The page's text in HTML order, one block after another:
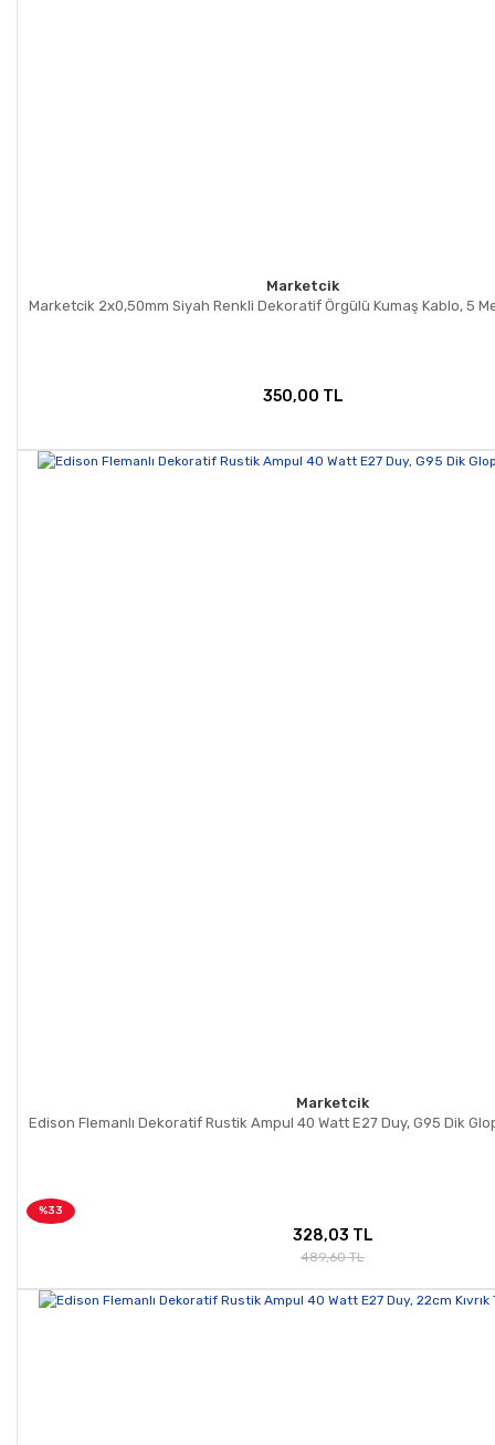
Marketcik
Marketcik 2x0,50mm Siyah Renkli Dekoratif Örgülü Kumaş Kablo, 5
350,00 TL
Marketcik
Edison Flemanlı Dekoratif Rustik Ampul 40 Watt E27 Duy, G95 Dik
%33
328,03 TL
489,60 TL